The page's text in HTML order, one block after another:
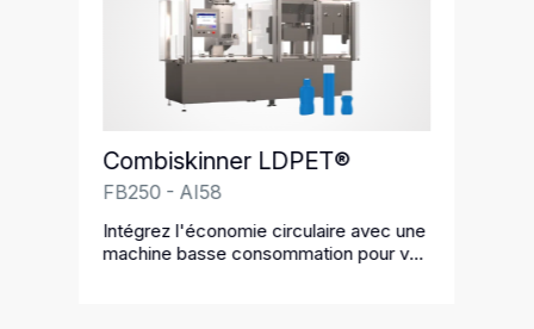
Combiskinner LDPET®
FB250 - AI58
Intégrez l'économie circulaire avec une
machine basse consommation pour vos